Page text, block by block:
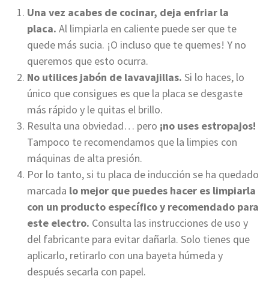
Una vez acabes de cocinar, deja enfriar la
placa. Al limpiarla en caliente puede ser que te
quede más sucia. ¡O incluso que te quemes! Y no
queremos que esto ocurra.
No utilices jabón de lavavajillas. Si lo haces, lo
único que consigues es que la placa se desgaste
más rápido y le quitas el brillo.
Resulta una obviedad… pero ¡no uses estropajos!
Tampoco te recomendamos que la limpies con
máquinas de alta presión.
Por lo tanto, si tu placa de inducción se ha quedado
marcada lo mejor que puedes hacer es limpiarla
con un producto específico y recomendado para
este electro. Consulta las instrucciones de uso y
del fabricante para evitar dañarla. Solo tienes que
aplicarlo, retirarlo con una bayeta húmeda y
después secarla con papel.